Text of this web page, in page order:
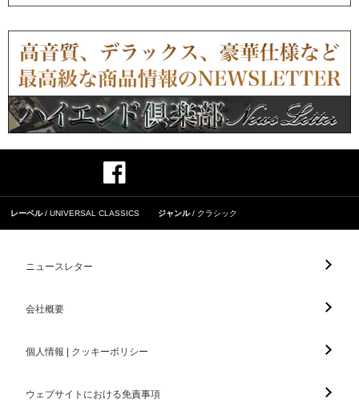
レーベル UNIVERSAL CLASSICS ジャンル クラシック
ニュースレター
会社概要
個人情報 | クッキーポリシー
ウェブサイトにおける免責事項